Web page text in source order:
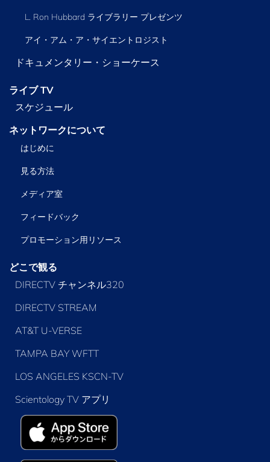
L. Ron Hubbard ライブラリー プレゼンツ
アイ・アム・ア・サイエントロジスト
ドキュメンタリー・ショーケース
ライブ TV
スケジュール
ネットワークについて
はじめに
見る方法
メディア室
フィードバック
プロモーション用リソース
どこで観る
DIRECTV チャンネル320
DIRECTV STREAM
AT&T U-VERSE
TAMPA BAY WFTT
LOS ANGELES KSCN-TV
Scientology TV アプリ